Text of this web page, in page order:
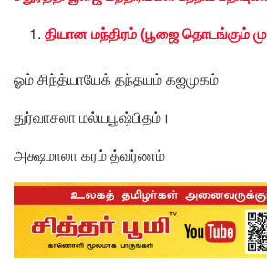
தியான மந்திரம் (பூஜை தொடங்கும்
ஓம் சிந்த்யாயேக் தந்தயம் கஜமுகம்
துர்வாசலா மல்யபூஷ்பிதம்।
அக்ஷமாலா கரம் த்வர்ணம்